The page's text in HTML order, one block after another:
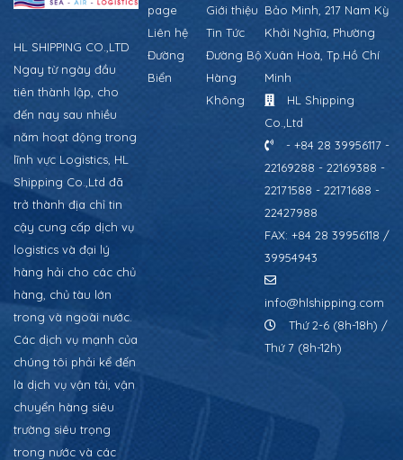
HL SHIPPING CO.,LTD
Ngay từ ngày đầu
tiên thành lập, cho
đến nay sau nhiều
năm hoạt động trong
lĩnh vực Logistics, HL
Shipping Co.,Ltd đã
trở thành địa chỉ tin
cậy cung cấp dịch vụ
logistics và đại lý
hàng hải cho các chủ
hàng, chủ tàu lớn
trong và ngoài nước.
Các dịch vụ mạnh của
chúng tôi phải kể đến
là dịch vụ vận tải, vận
chuyển hàng siêu
trường siêu trọng
trong nước và các
page
Giới thiệu
Liên hệ
Tin Tức
Đường
Biển
Đường Bộ
Hàng
Không
Bảo Minh, 217 Nam Kỳ
Khởi Nghĩa, Phường
Xuân Hoà, Tp.Hồ Chí
Minh
HL Shipping
Co.,Ltd
- +84 28 39956117 -
22169288 - 22169388 -
22171588 - 22171688 -
22427988
FAX: +84 28 39956118 /
39954943
info@hlshipping.com
Thứ 2-6 (8h-18h) /
Thứ 7 (8h-12h)